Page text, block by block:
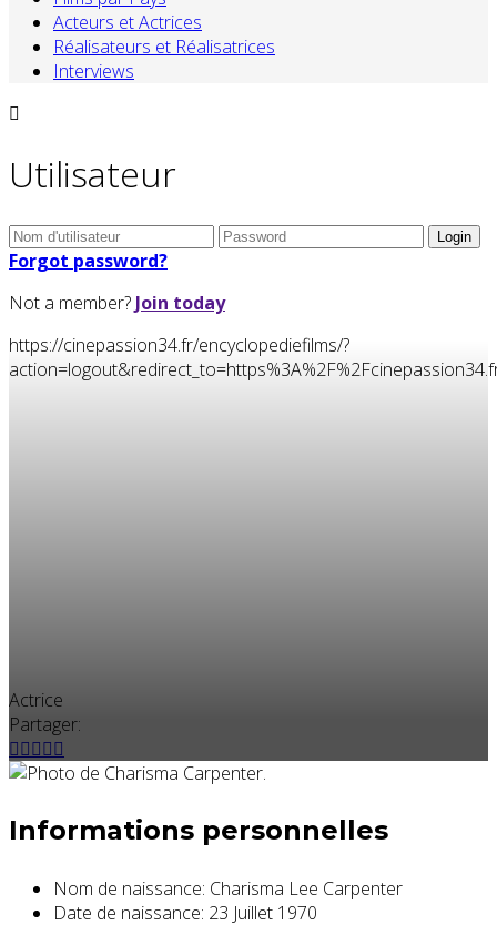
Acteurs et Actrices
Réalisateurs et Réalisatrices
Interviews
Utilisateur
Forgot password?
Not a member? Join today
https://cinepassion34.fr/encyclopediefilms/?
Actrice
Partager:
Informations personnelles
Nom de naissance: Charisma Lee Carpenter
Date de naissance: 23 Juillet 1970